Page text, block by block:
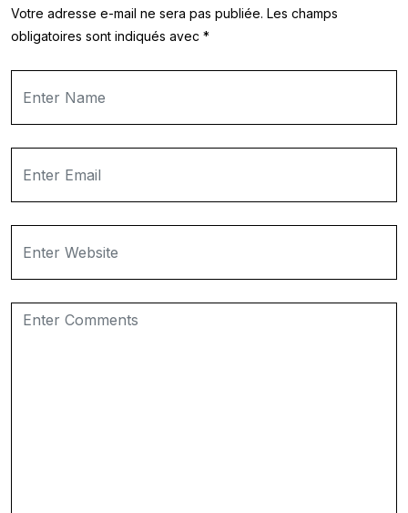
Votre adresse e-mail ne sera pas publiée. Les champs
obligatoires sont indiqués avec *